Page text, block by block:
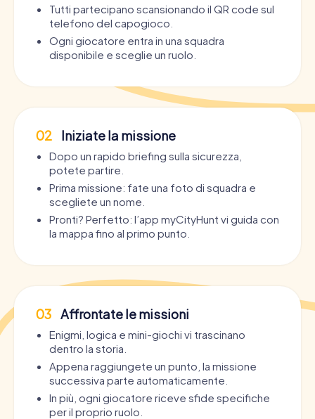
Tutti partecipano scansionando il QR code sul
telefono del capogioco.
Ogni giocatore entra in una squadra
disponibile e sceglie un ruolo.
02 Iniziate la missione
Dopo un rapido briefing sulla sicurezza,
potete partire.
Prima missione: fate una foto di squadra e
scegliete un nome.
Pronti? Perfetto: l’app myCityHunt vi guida con
la mappa fino al primo punto.
03 Affrontate le missioni
Enigmi, logica e mini-giochi vi trascinano
dentro la storia.
Appena raggiungete un punto, la missione
successiva parte automaticamente.
In più, ogni giocatore riceve sfide specifiche
per il proprio ruolo.